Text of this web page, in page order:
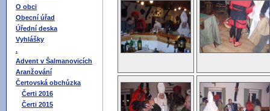
O obci
Obecní úřad
Úřední deska
Vyhlášky
.
Advent v Šalmanovicích
Aranžování
Čertovská obchůzka
Čerti 2016
Čerti 2015